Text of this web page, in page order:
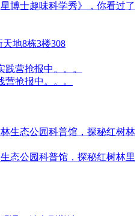
博士趣味科学秀》，你看过了
地8栋3楼308
抢报中。。。
态公园科普馆，探秘红树林里